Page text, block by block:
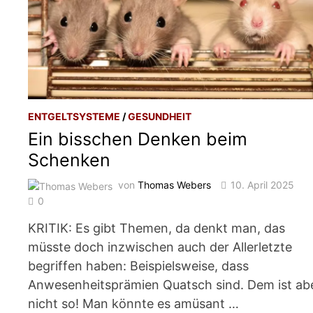
ENTGELTSYSTEME /GESUNDHEIT
Ein bisschen Denken beim
Schenken
vonThomas Webers
10. April 2025
0
KRITIK: Es gibt Themen, da denkt man, das
müsste doch inzwischen auch der Allerletzte
begriffen haben: Beispielsweise, dass
Anwesenheitsprämien Quatsch sind. Dem ist
nicht so! Man könnte es amüsant …